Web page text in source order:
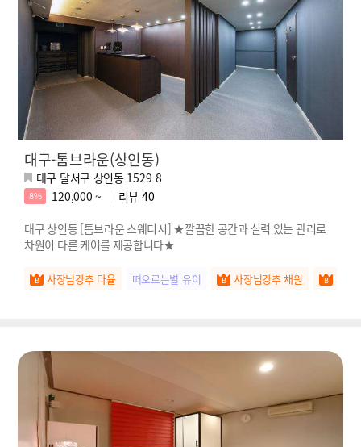
대구-톰브라운(상인동)
대구 달서구 상인동 1529-8
8% 120,000 ~ 리뷰 40
대구 상인동 [톰브라운 스웨디시] ★깔끔한 공간과 실력 있는 관리로
차원이 다른 케어를 제공합니다★
사장님강추 다율 떠오르는별 유이 사장님강추 채원 사장